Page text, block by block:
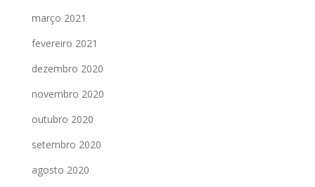
março 2021
fevereiro 2021
dezembro 2020
novembro 2020
outubro 2020
setembro 2020
agosto 2020